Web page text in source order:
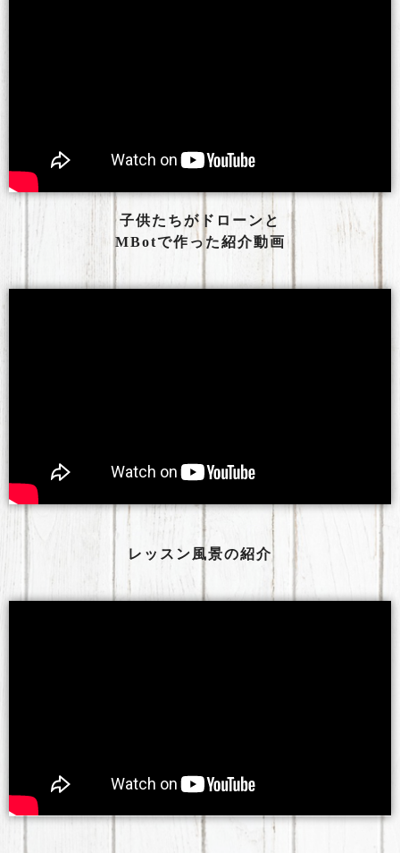
子供たちがドローンと
MBotで作った紹介動画
レッスン風景の紹介